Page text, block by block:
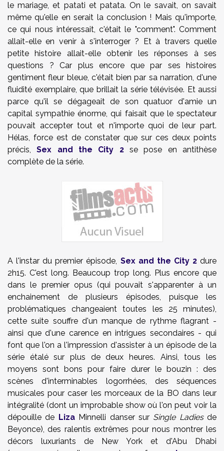
le mariage, et patati et patata. On le savait, on savait
même qu'elle en serait la conclusion ! Mais qu'importe,
ce qui nous intéressait, c'était le "comment". Comment
allait-elle en venir à s'interroger ? Et à travers quelle
petite histoire allait-elle obtenir les réponses à ses
questions ? Car plus encore que par ses histoires
gentiment fleur bleue, c'était bien par sa narration, d'une
fluidité exemplaire, que brillait la série télévisée. Et aussi
parce qu'il se dégageait de son quatuor d'amie un
capital sympathie énorme, qui faisait que le spectateur
pouvait accepter tout et n'importe quoi de leur part.
Hélas, force est de constater que sur ces deux points
précis,Sex and the City 2se pose en antithèse
complète de la série.
A l'instar du premier épisode, Sex and the City 2dure
2h15. C'est long. Beaucoup trop long. Plus encore que
dans le premier opus (qui pouvait s'apparenter à un
enchainement de plusieurs épisodes, puisque les
problématiques changeaient toutes les 25 minutes),
cette suite souffre d'un manque de rythme flagrant -
ainsi que d'une carence en intrigues secondaires - qui
font que l'on a l'impression d'assister à un épisode de la
série étalé sur plus de deux heures. Ainsi, tous les
moyens sont bons pour faire durer le bouzin : des
scènes d'interminables logorrhées, des séquences
musicales pour caser les morceaux de la BO dans leur
intégralité (dont un improbable show où l'on peut voir la
dépouille de LizaMinnelli danser sur Single Ladiesde
Beyonce), des ralentis extrêmes pour nous montrer les
décors luxuriants de New York et d'Abu Dhabi